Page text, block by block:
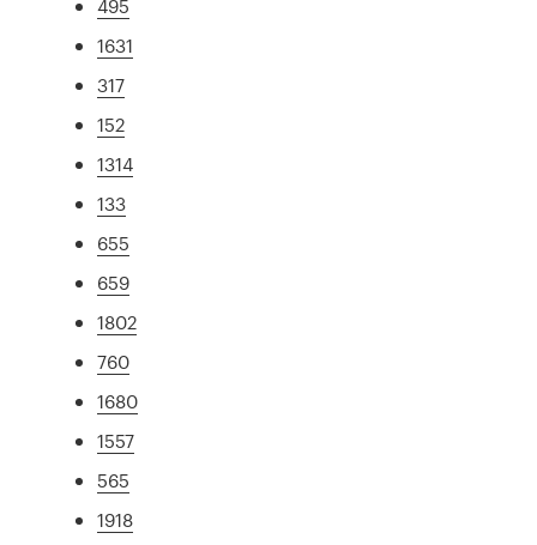
495
1631
317
152
1314
133
655
659
1802
760
1680
1557
565
1918